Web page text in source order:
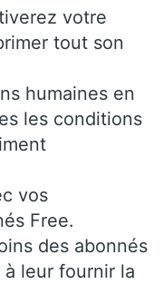
votre
tout son
humaines en
les conditions
vos
Free.
des abonnés
leur fournir la